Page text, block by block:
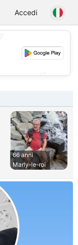
Accedi
66 anni
Marly-le-roi